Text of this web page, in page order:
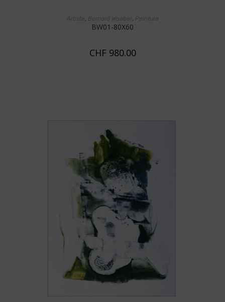
AJOUTER AU PANIER
Artiste, Bernard Waeber , Peinture
BW01-80X60
CHF 980.00